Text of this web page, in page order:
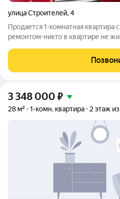
улица Строителей,4
Продается 1-комнатная
ремонтом-никто в квартире не
выравнивали,обои
останутся,качественные
3 348 000 ₽
28 м² 1-комн. квартира 2 этаж из